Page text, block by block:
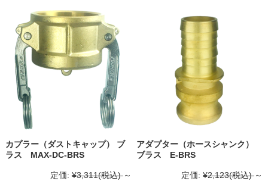
カプラー（ダストキャップ） ブ
ラス MAX-DC-BRS
定価: ¥3,311(税込) ～
アダプター（ホースシャンク）
ブラス E-BRS
定価: ¥2,123(税込) ～